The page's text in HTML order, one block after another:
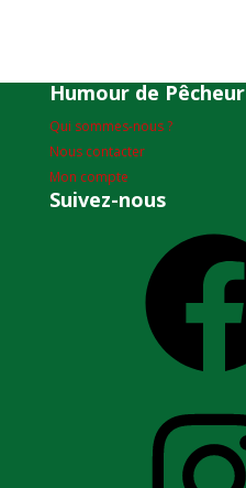
Humour de Pêcheur
Qui sommes-nous ?
Nous contacter
Mon compte
Suivez-nous